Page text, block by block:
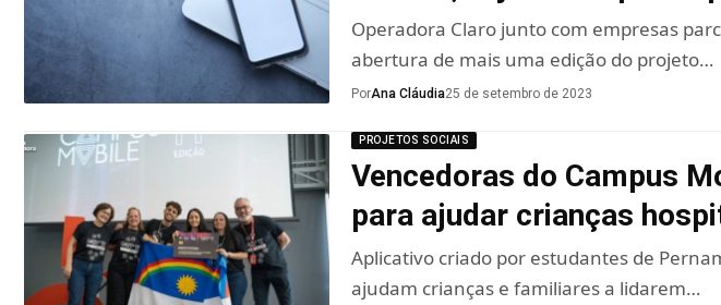
Operadora Claro junto com empresas
abertura de mais uma edição do projeto…
PorAna Cláudia25 de setembro de 2023
PROJETOS SOCIAIS
Vencedoras do Campus
para ajudar crianças
Aplicativo criado por estudantes de
ajudam crianças e familiares a lidarem…